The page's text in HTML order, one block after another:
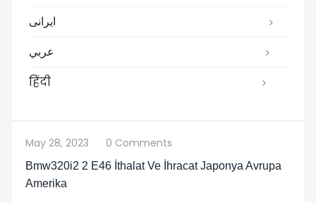
ایرانی
عربي
हिंदी
May 28, 2023 0 Comments
Bmw320i2 2 E46 İthalat Ve İhracat Japonya Avrupa
Amerika